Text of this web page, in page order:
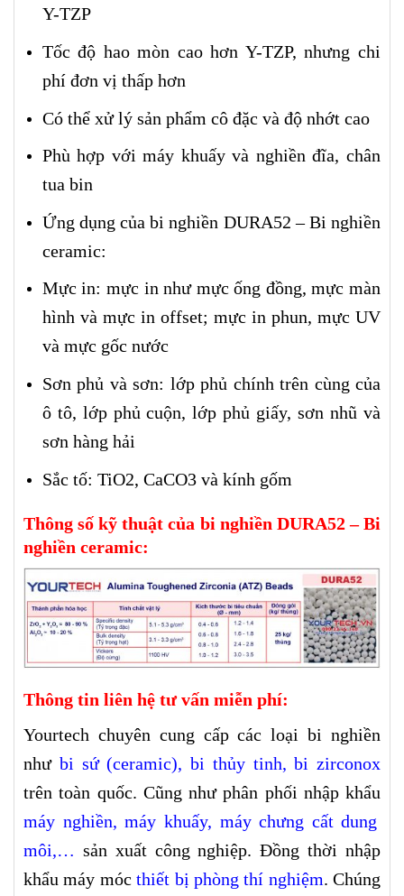
Y-TZP
Tốc độ hao mòn cao hơn Y-TZP, nhưng chi
phí đơn vị thấp hơn
Có thể xử lý sản phẩm cô đặc và độ nhớt cao
Phù hợp với máy khuấy và nghiền đĩa, chân
tua bin
Ứng dụng của bi nghiền DURA52 – Bi nghiền
ceramic:
Mực in: mực in như mực ống đồng, mực màn
hình và mực in offset; mực in phun, mực UV
và mực gốc nước
Sơn phủ và sơn: lớp phủ chính trên cùng của
ô tô, lớp phủ cuộn, lớp phủ giấy, sơn nhũ và
sơn hàng hải
Sắc tố: TiO2, CaCO3 và kính gốm
Thông số kỹ thuật của bi nghiền DURA52 – Bi
nghiền ceramic:
Thông tin liên hệ tư vấn miễn phí:
Yourtech chuyên cung cấp các loại bi nghiền
như bi sứ (ceramic), bi thủy tinh,bi zirconox
trên toàn quốc. Cũng như phân phối nhập khẩu
máy nghiền,máy khuấy, máy chưng cất dung
môi,… sản xuất công nghiệp. Đồng thời nhập
khẩu máy mócthiết bị phòng thí nghiệm. Chúng